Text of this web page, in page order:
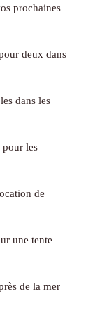
prochaines
deux dans
dans les
pour les
de
une tente
de la mer